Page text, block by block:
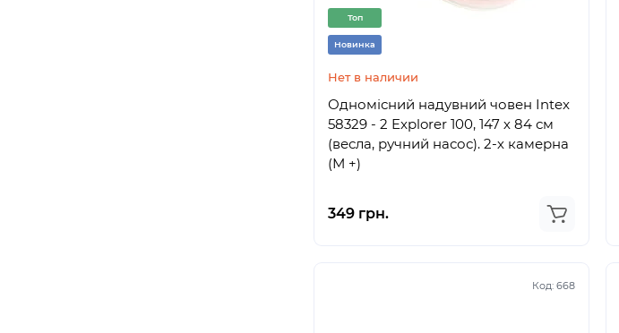
Топ
Новинка
Нет в наличии
Одномісний надувний човен Intex
58329 - 2 Explorer 100, 147 х 84 см
(весла, ручний насос). 2-х камерна
(М +)
349 грн.
Код: 668